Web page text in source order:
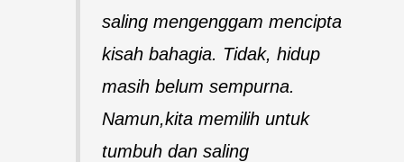
saling mengenggam mencipta
kisah bahagia. Tidak, hidup
masih belum sempurna.
Namun,kita memilih untuk
tumbuh dan saling